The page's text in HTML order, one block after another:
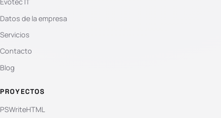
Datos de la empresa
Servicios
Contacto
Blog
PROYECTOS
PSWriteHTML